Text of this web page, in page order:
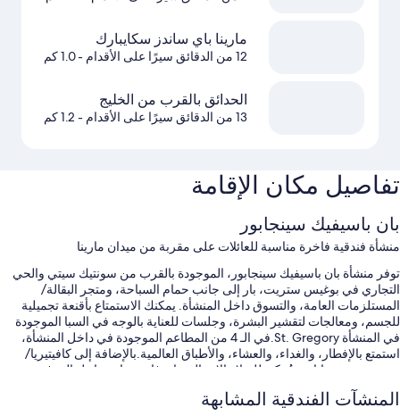
مارينا باي ساندز سكايبارك
12 من الدقائق سيرًا على الأقدام - 1.0 كم
الحدائق بالقرب من الخليج
13 من الدقائق سيرًا على الأقدام - 1.2 كم
تفاصيل مكان الإقامة
بان باسيفيك سينجابور
منشأة فندقية فاخرة مناسبة للعائلات على مقربة من ميدان مارينا
توفر منشأة بان باسيفيك سينجابور، الموجودة بالقرب من سونتيك سيتي والحي
التجاري في بوغيس ستريت، بار إلى جانب حمام السباحة، ومتجر البقالة/
المستلزمات العامة، والتسوق داخل المنشأة. يمكنك الاستمتاع بأقنعة تجميلية
للجسم، ومعالجات لتقشير البشرة، وجلسات للعناية بالوجه في السبا الموجودة
في المنشأة St. Gregory.في الـ 4 من المطاعم الموجودة في داخل المنشأة،
استمتع بالإفطار، والغداء، والعشاء، والأطباق العالمية.بالإضافة إلى كافيتيريا/
مقهى وحديقة يابانية، يُمكن للنزلاء الاتصال بواي فاي مجاني داخل الغرفة.
ستستمتع أيضًا بالامتيازات التالية في أثناء إقامتك:
المنشآت الفندقية المشابهة